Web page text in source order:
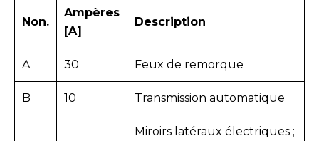
Non.
Ampères
[A]
Description
A 30 Feux de remorque
B 10 Transmission automatique
Miroirs latéraux électriques ;